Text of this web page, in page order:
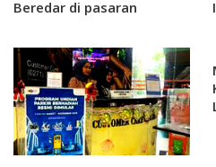
Beredar di pasaran